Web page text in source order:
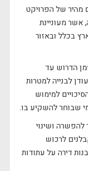
מהיר של הפרויקט
מעוניינת
בכלל ובאזור
הדרוש עד
לבנייה למטרות
למימוש
שבוחר להשקיע בו.
ושינוי
לרכוש
דירה על עתודות